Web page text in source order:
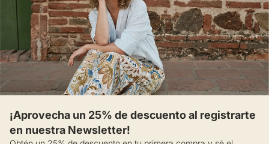
¡Aprovecha un 25% de descuento al registrarte
en nuestra Newsletter!